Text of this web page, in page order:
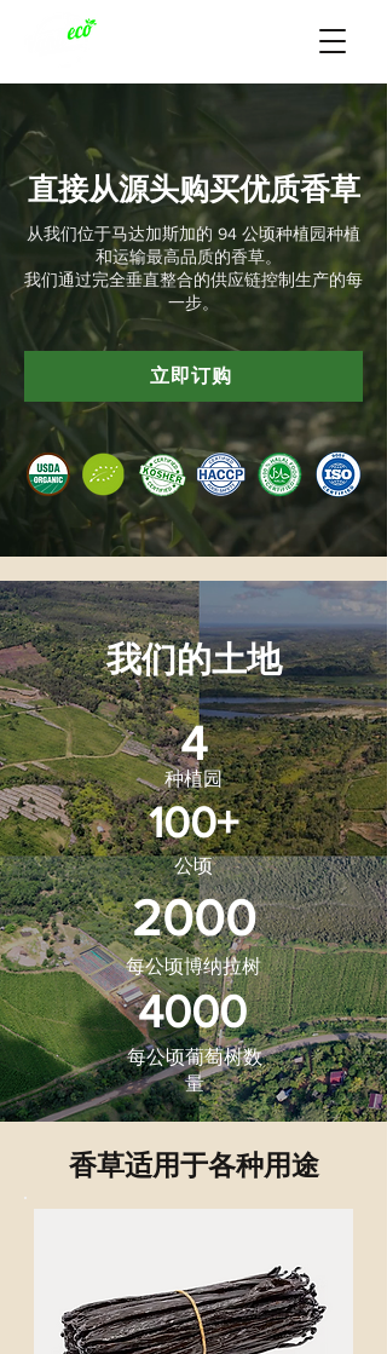
直接从源头购买优质香草
从我们位于马达加斯加的 94 公顷种植园种植
和运输最高品质的香草。
我们通过完全垂直整合的供应链控制生产的每
一步。
立即订购
我们的土地
4
种植园
100+
公顷
2000
每公顷博纳拉树
4000
每公顷葡萄树数
量
香草适用于各种用途